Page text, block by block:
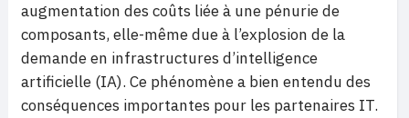
augmentation des coûts liée à une pénurie de
composants, elle-même due à l’explosion de la
demande en infrastructures d’intelligence
artificielle (IA). Ce phénomène a bien entendu des
conséquences importantes pour les partenaires IT.